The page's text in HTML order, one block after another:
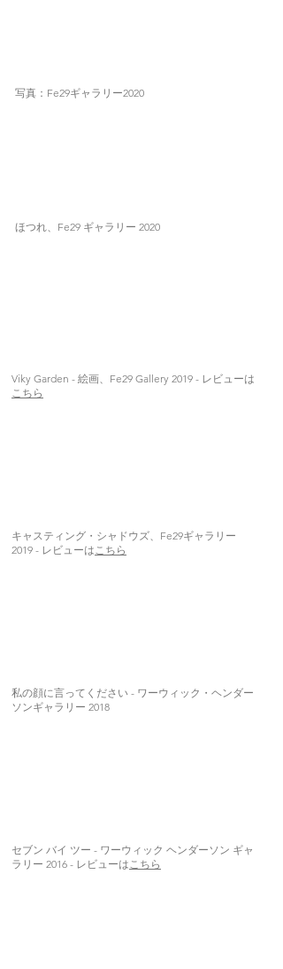
写真：Fe29ギャラリー2020
ほつれ、Fe29 ギャラリー 2020
Viky Garden - 絵画、Fe29 Gallery 2019 - レビューは
こちら
キャスティング・シャドウズ、Fe29ギャラリー
2019 - レビューはこちら
私の顔に言ってください - ワーウィック・ヘンダー
ソンギャラリー 2018
セブン バイ ツー - ワーウィック ヘンダーソン ギャ
ラリー 2016 - レビューはこちら